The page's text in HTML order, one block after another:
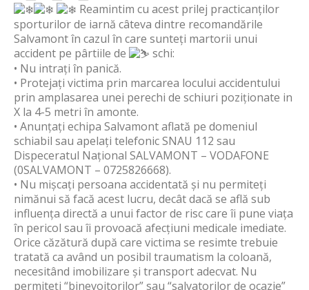
Reamintim cu acest prilej practicanților
sporturilor de iarnă câteva dintre recomandările
Salvamont în cazul în care sunteți martorii unui
accident pe pârtiile de
schi:
• Nu intrați în panică.
• Protejați victima prin marcarea locului accidentului
prin amplasarea unei perechi de schiuri poziționate in
X la 4-5 metri în amonte.
• Anunțați echipa Salvamont aflată pe domeniul
schiabil sau apelați telefonic SNAU 112 sau
Dispeceratul Național SALVAMONT – VODAFONE
(0SALVAMONT – 0725826668).
• Nu mișcați persoana accidentată și nu permiteți
nimănui să facă acest lucru, decât dacă se află sub
influența directă a unui factor de risc care îi pune viața
în pericol sau îi provoacă afecțiuni medicale imediate.
Orice căzătură după care victima se resimte trebuie
tratată ca având un posibil traumatism la coloană,
necesitând imobilizare și transport adecvat. Nu
permiteți “binevoitorilor” sau “salvatorilor de ocazie”